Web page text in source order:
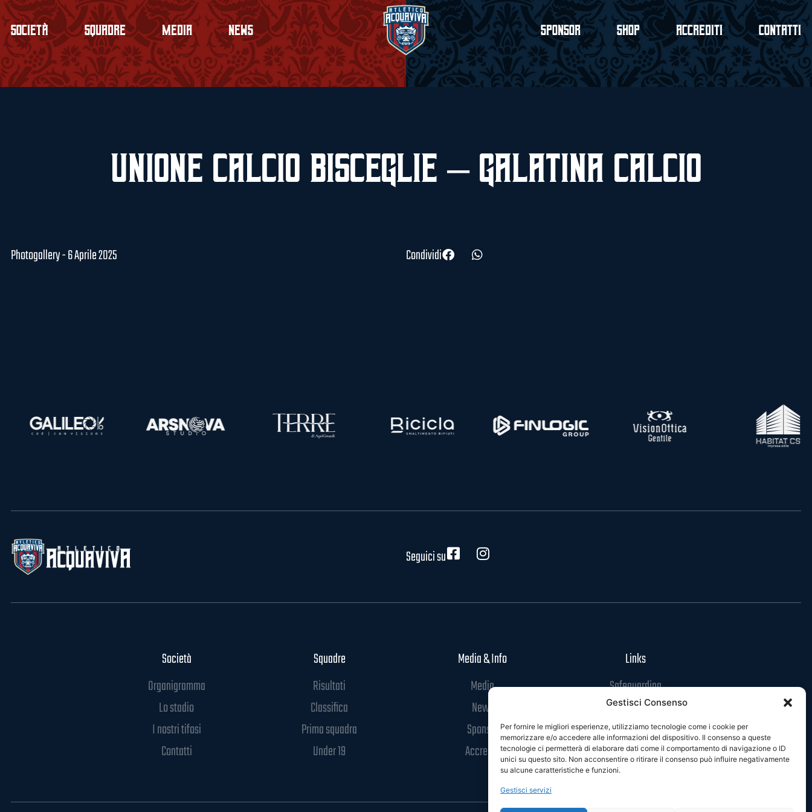
Gestisci Consenso
Per fornire le migliori esperienze, utilizziamo tecnologie come i cookie per
memorizzare e/o accedere alle informazioni del dispositivo. Il consenso a queste
tecnologie ci permetterà di elaborare dati come il comportamento di navigazione o ID
unici su questo sito. Non acconsentire o ritirare il consenso può influire negativamente
su alcune caratteristiche e funzioni.
Gestisci servizi
Società Squadre Media News Sponsor Shop Accrediti Contatti
Unione Calcio Bisceglie – Galatina Calcio
Photogallery - 6 Aprile 2025 Condividi
Seguici su
Società
Organigramma
Lo stadio
I nostri tifosi
Contatti
Squadre
Risultati
Classifica
Prima squadra
Under 19
Media & Info
Media
News
Sponsor
Accrediti
Links
Safeguarding
Codice di Condotta
Privacy Policy
Cookie Policy